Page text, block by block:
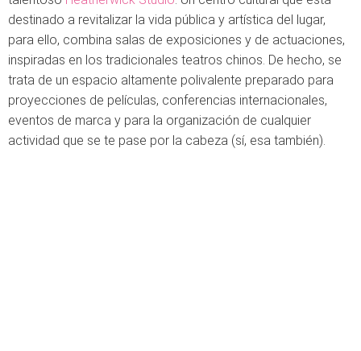
destinado a revitalizar la vida pública y artística del lugar,
para ello, combina salas de exposiciones y de actuaciones,
inspiradas en los tradicionales teatros chinos. De hecho, se
trata de un espacio altamente polivalente preparado para
proyecciones de películas, conferencias internacionales,
eventos de marca y para la organización de cualquier
actividad que se te pase por la cabeza (sí, esa también).